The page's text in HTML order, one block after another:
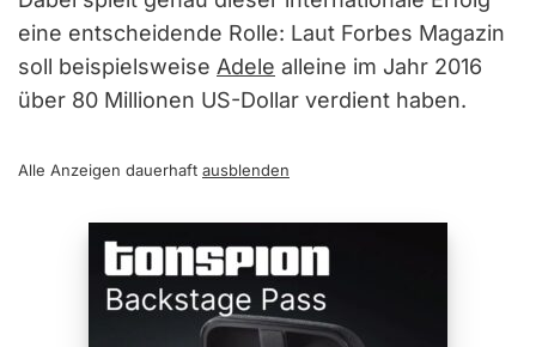
eine entscheidende Rolle: Laut Forbes Magazin
soll beispielsweise Adele alleine im Jahr 2016
über 80 Millionen US-Dollar verdient haben.
Alle Anzeigen dauerhaft ausblenden